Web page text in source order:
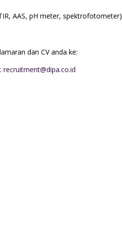
AAS, pH meter, spektrofotometer)
dan CV anda ke:
recruitment@dipa.co.id